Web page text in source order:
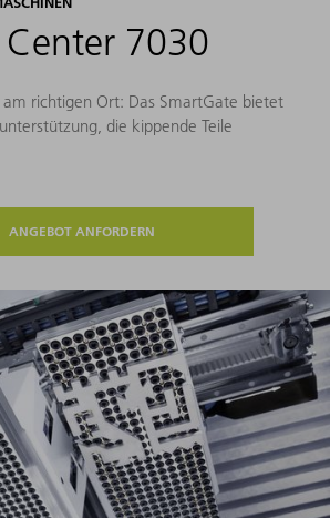
Center 7030
richtigen Ort: Das SmartGate bietet
die kippende Teile
ANGEBOT ANFORDERN